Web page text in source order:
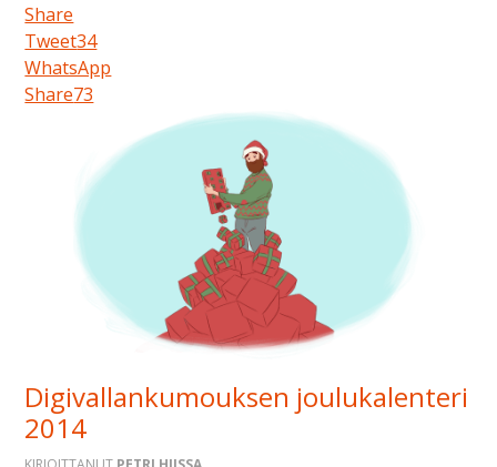
Share
Tweet34
WhatsApp
Share73
Digivallankumouksen joulukalenteri
2014